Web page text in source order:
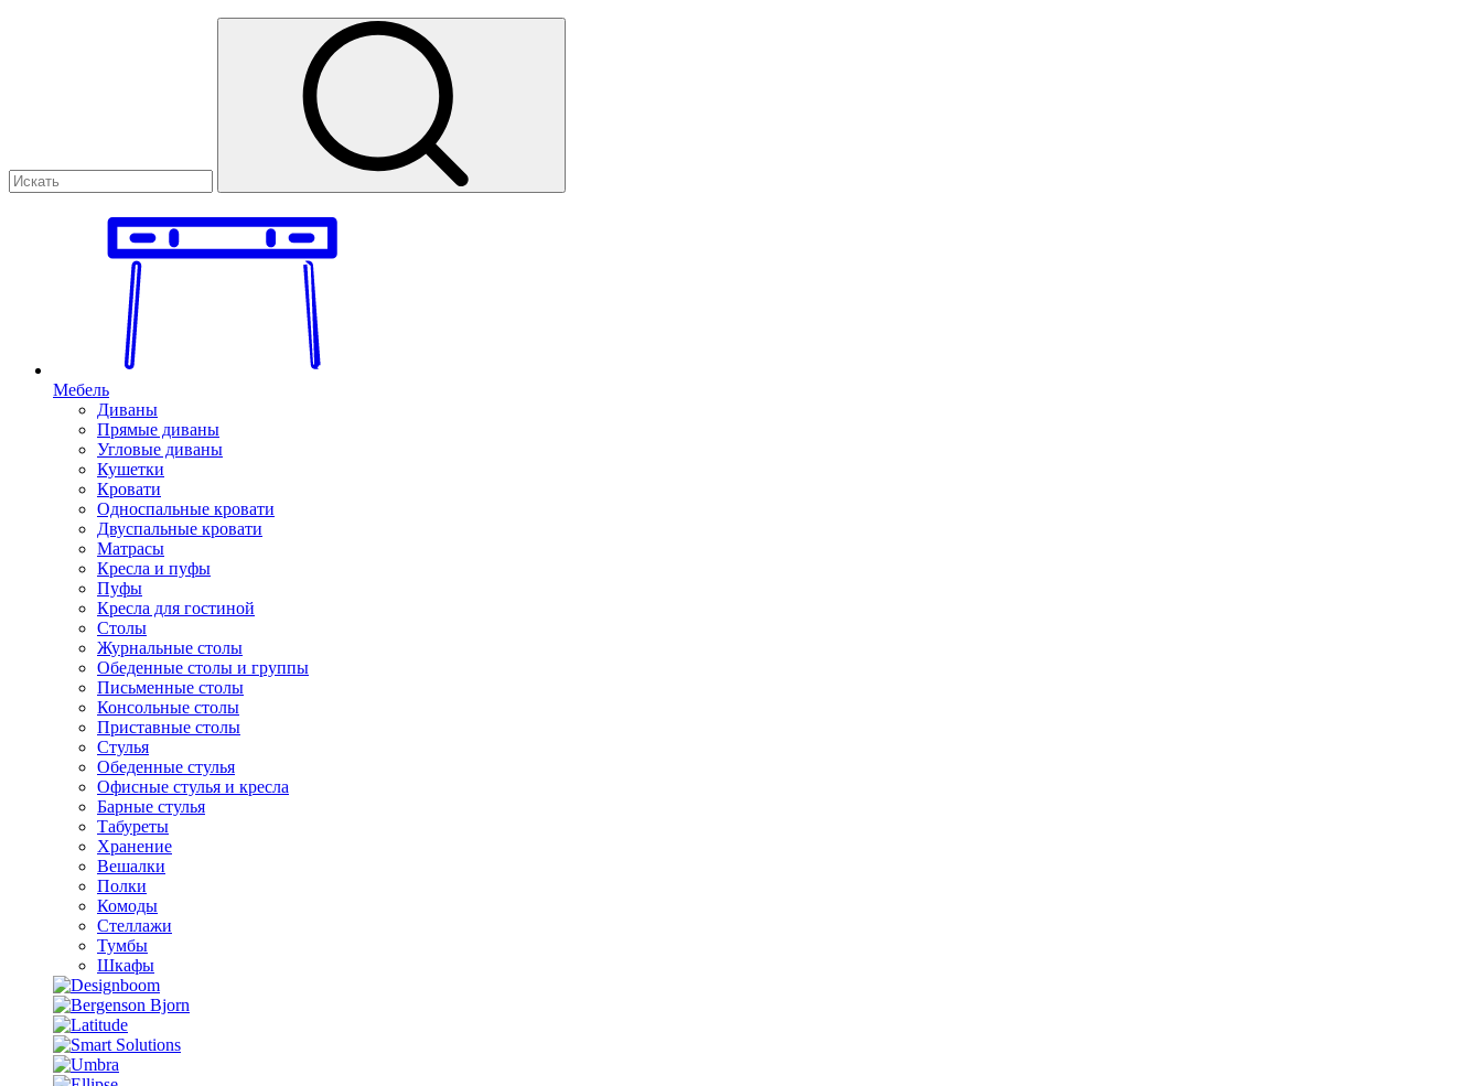
Мебель
Диваны
Прямые диваны
Угловые диваны
Кушетки
Кровати
Односпальные кровати
Двуспальные кровати
Матрасы
Кресла и пуфы
Пуфы
Кресла для гостиной
Столы
Журнальные столы
Обеденные столы и группы
Письменные столы
Консольные столы
Приставные столы
Стулья
Обеденные стулья
Офисные стулья и кресла
Барные стулья
Табуреты
Хранение
Вешалки
Полки
Комоды
Стеллажи
Тумбы
Шкафы